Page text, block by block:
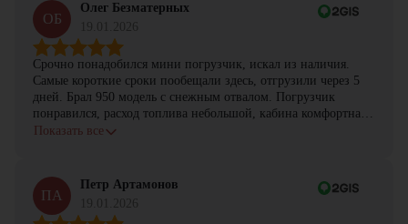
ОБ
Олег Безматерных
Срочно понадобился мини погрузчик, искал из наличия.
Самые короткие сроки пообещали здесь, отгрузили через 5
дней. Брал 950 модель с снежным отвалом. Погрузчик
понравился, расход топлива небольшой, кабина комфортная,
с задачами справляется.
Показать все
ПА
Петр Артамонов